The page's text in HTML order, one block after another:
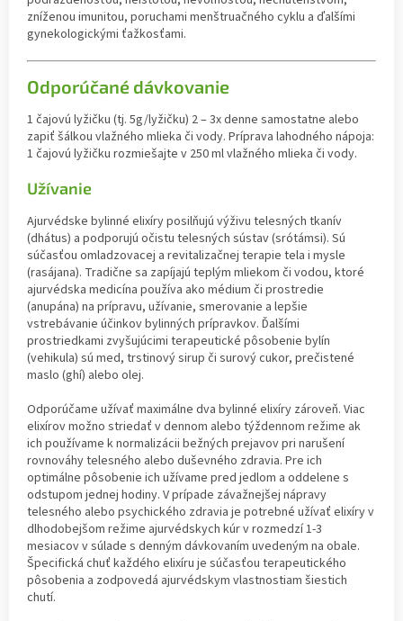
zníženou imunitou, poruchami menštruačného cyklu a ďalšími
gynekologickými ťažkosťami.
Odporúčané dávkovanie
1 čajovú lyžičku (tj. 5g/lyžičku) 2 – 3x denne samostatne alebo
zapiť šálkou vlažného mlieka či vody. Príprava lahodného nápoja:
1 čajovú lyžičku rozmiešajte v 250 ml vlažného mlieka či vody.
Užívanie
Ajurvédske bylinné elixíry posilňujú výživu telesných tkanív
(dhátus) a podporujú očistu telesných sústav (srótámsi). Sú
súčasťou omladzovacej a revitalizačnej terapie tela i mysle
(rasájana). Tradične sa zapíjajú teplým mliekom či vodou, ktoré
ajurvédska medicína používa ako médium či prostredie
(anupána) na prípravu, užívanie, smerovanie a lepšie
vstrebávanie účinkov bylinných prípravkov. Ďalšími
prostriedkami zvyšujúcimi terapeutické pôsobenie bylín
(vehikula) sú med, trstinový sirup či surový cukor, prečistené
maslo (ghí) alebo olej.
Odporúčame užívať maximálne dva bylinné elixíry zároveň. Viac
elixírov možno striedať v dennom alebo týždennom režime ak
ich používame k normalizácii bežných prejavov pri narušení
rovnováhy telesného alebo duševného zdravia. Pre ich
optimálne pôsobenie ich užívame pred jedlom a oddelene s
odstupom jednej hodiny. V prípade závažnejšej nápravy
telesného alebo psychického zdravia je potrebné užívať elixíry v
dlhodobejšom režime ajurvédskych kúr v rozmedzí 1-3
mesiacov v súlade s denným dávkovaním uvedeným na obale.
Špecifická chuť každého elixíru je súčasťou terapeutického
pôsobenia a zodpovedá ajurvédskym vlastnostiam šiestich
chutí.